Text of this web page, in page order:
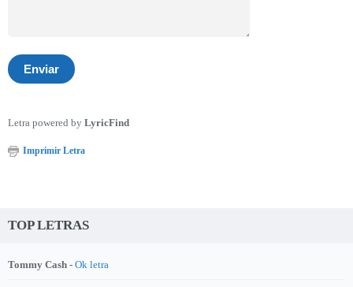
Letra powered by LyricFind
Imprimir Letra
TOP LETRAS
Tommy Cash - Ok letra